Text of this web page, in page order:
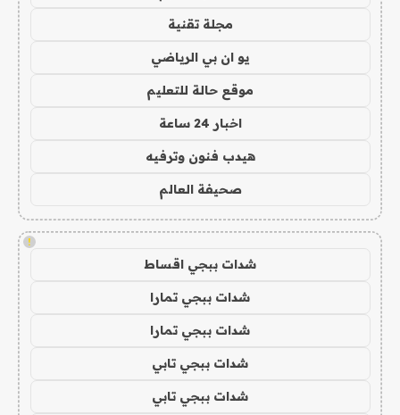
مجلة تقنية
يو ان بي الرياضي
موقع حالة للتعليم
اخبار 24 ساعة
هيدب فنون وترفيه
صحيفة العالم
!
شدات ببجي اقساط
شدات ببجي تمارا
شدات ببجي تمارا
شدات ببجي تابي
شدات ببجي تابي